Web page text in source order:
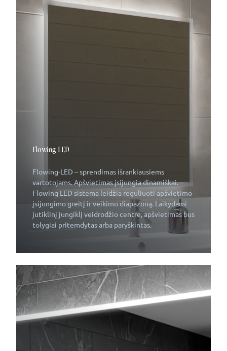
Flowing LED
Flowing-LED – sprendimas išrankiausiems
vartotojams. Apšvietimas įsijungia dinamiškai.
Flowing LED sistema leidžia reguliuoti apšvietimo
įsijungimo greitį ir veikimo diapazoną. Laikydami
jutiklinį jungiklį veidrodžio centre, apšvietimas bus
tolygiai pritemdytas arba paryškintas.